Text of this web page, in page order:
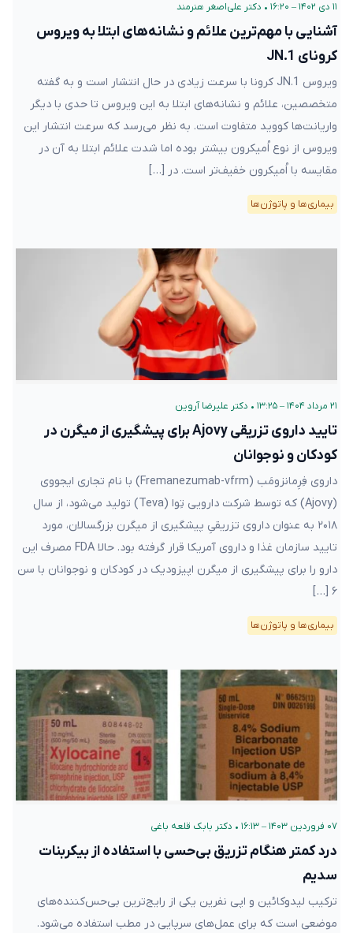
۱۱ دی ۱۴۰۲ – ۱۶:۲۰ • دکتر علی‌اصغر هنرمند
آشنایی با مهم‌ترین علائم و نشانه‌های ابتلا به ویروس
کرونای JN.1
ویروس JN.1 کرونا با سرعت زیادی در حال انتشار است و به گفته
متخصصین، علائم و نشانه‌های ابتلا به این ویروس تا حدی با دیگر
واریانت‌ها کووید متفاوت است. به نظر می‌رسد که سرعت انتشار این
ویروس از نوع اُمیکرون بیشتر بوده اما شدت علائم ابتلا به آن در
مقایسه با اُمیکرون خفیف‌تر است. در […]
بیماری‌ها و پاتوژن‌ها
۲۱ مرداد ۱۴۰۴ – ۱۳:۲۵ • دکتر علیرضا آروین
تایید داروی تزریقی Ajovy برای پیشگیری‌ از میگرن در
کودکان و نوجوانان
داروی فِرِمانزومَب (Fremanezumab-vfrm) با نام تجاری ایجووی
(Ajovy) که توسط شرکت دارویی تِوا (Teva) تولید می‌شود، از سال
۲۰۱۸ به عنوان داروی تزریقیِ پیشگیری‌ از میگرن بزرگسالان، مورد
تایید سازمان غذا و داروی آمریکا قرار گرفته بود. حالا FDA مصرف این
دارو را برای پیشگیری از میگرن اپیزودیک در کودکان و نوجوانان با سن
۶ […]
بیماری‌ها و پاتوژن‌ها
۰۷ فروردین ۱۴۰۳ – ۱۶:۱۳ • دکتر بابک قلعه‌ باغی
درد کمتر هنگام تزریق بی‌حسی با استفاده از بیکربنات
سدیم
ترکیب لیدوکائین و اپی نفرین یکی از رایج‌ترین بی‌حس‌کننده‌های
موضعی است که برای عمل‌های سرپایی در مطب استفاده می‌شود.